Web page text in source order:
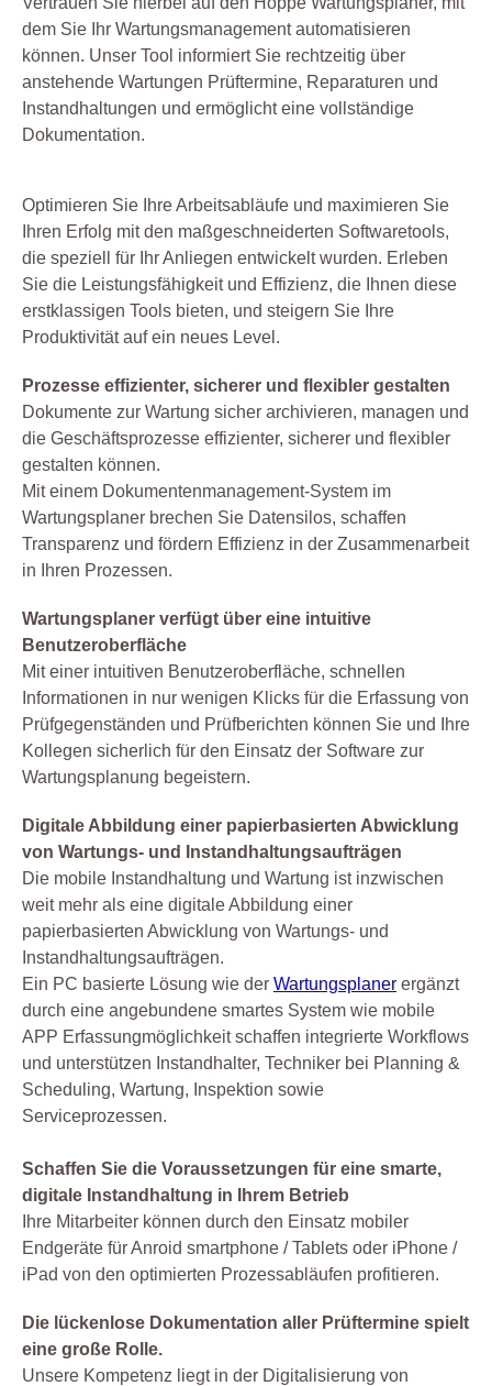
dem Sie Ihr Wartungsmanagement automatisieren
können. Unser Tool informiert Sie rechtzeitig über
anstehende Wartungen Prüftermine, Reparaturen und
Instandhaltungen und ermöglicht eine vollständige
Dokumentation.
Optimieren Sie Ihre Arbeitsabläufe und maximieren Sie
Ihren Erfolg mit den maßgeschneiderten Softwaretools,
die speziell für Ihr Anliegen entwickelt wurden. Erleben
Sie die Leistungsfähigkeit und Effizienz, die Ihnen diese
erstklassigen Tools bieten, und steigern Sie Ihre
Produktivität auf ein neues Level.
Prozesse effizienter, sicherer und flexibler gestalten
Dokumente zur Wartung sicher archivieren, managen und
die Geschäftsprozesse effizienter, sicherer und flexibler
gestalten können.
Mit einem Dokumentenmanagement-System im
Wartungsplaner brechen Sie Datensilos, schaffen
Transparenz und fördern Effizienz in der Zusammenarbeit
in Ihren Prozessen.
Wartungsplaner verfügt über eine intuitive
Benutzeroberfläche
Mit einer intuitiven Benutzeroberfläche, schnellen
Informationen in nur wenigen Klicks für die Erfassung von
Prüfgegenständen und Prüfberichten können Sie und Ihre
Kollegen sicherlich für den Einsatz der Software zur
Wartungsplanung begeistern.
Digitale Abbildung einer papierbasierten Abwicklung
von Wartungs- und Instandhaltungsaufträgen
Die mobile Instandhaltung und Wartung ist inzwischen
weit mehr als eine digitale Abbildung einer
papierbasierten Abwicklung von Wartungs- und
Instandhaltungsaufträgen.
Ein PC basierte Lösung wie der Wartungsplaner ergänzt
durch eine angebundene smartes System wie mobile
APP Erfassungmöglichkeit schaffen integrierte Workflows
und unterstützen Instandhalter, Techniker bei Planning &
Scheduling, Wartung, Inspektion sowie
Serviceprozessen.
Schaffen Sie die Voraussetzungen für eine smarte,
digitale Instandhaltung in Ihrem Betrieb
Ihre Mitarbeiter können durch den Einsatz mobiler
Endgeräte für Anroid smartphone / Tablets oder iPhone /
iPad von den optimierten Prozessabläufen profitieren.
Die lückenlose Dokumentation aller Prüftermine spielt
eine große Rolle.
Unsere Kompetenz liegt in der Digitalisierung von